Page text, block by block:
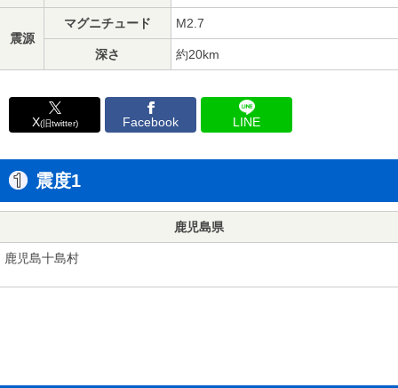
震源
マグニチュード M2.7
深さ 約20km
X(旧twitter) Facebook LINE
震度1
鹿児島県
鹿児島十島村